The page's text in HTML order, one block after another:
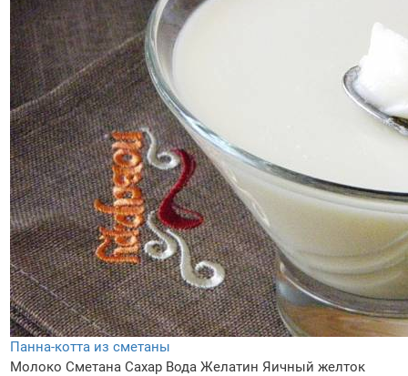
Панна-котта из сметаны
Молоко Сметана Сахар Вода Желатин Яичный желток